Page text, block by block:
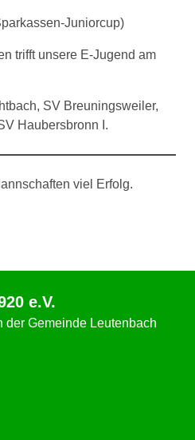
Juniorcup)
trifft unsere E-Jugend am
SV Breuningsweiler,
Haubersbronn I.
viel Erfolg.
e.V.
der Gemeinde Leutenbach